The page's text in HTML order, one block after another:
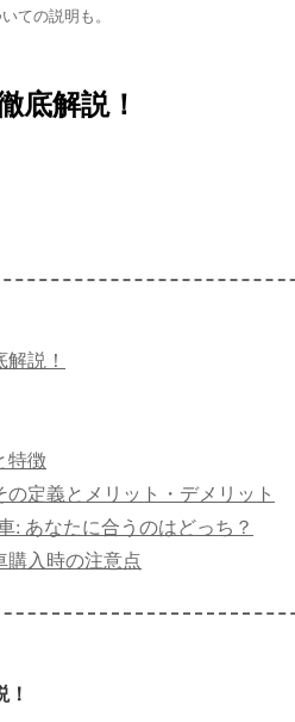
ての説明も。
底解説！
説！
特徴
の定義とメリット・デメリット
: あなたに合うのはどっち？
購入時の注意点